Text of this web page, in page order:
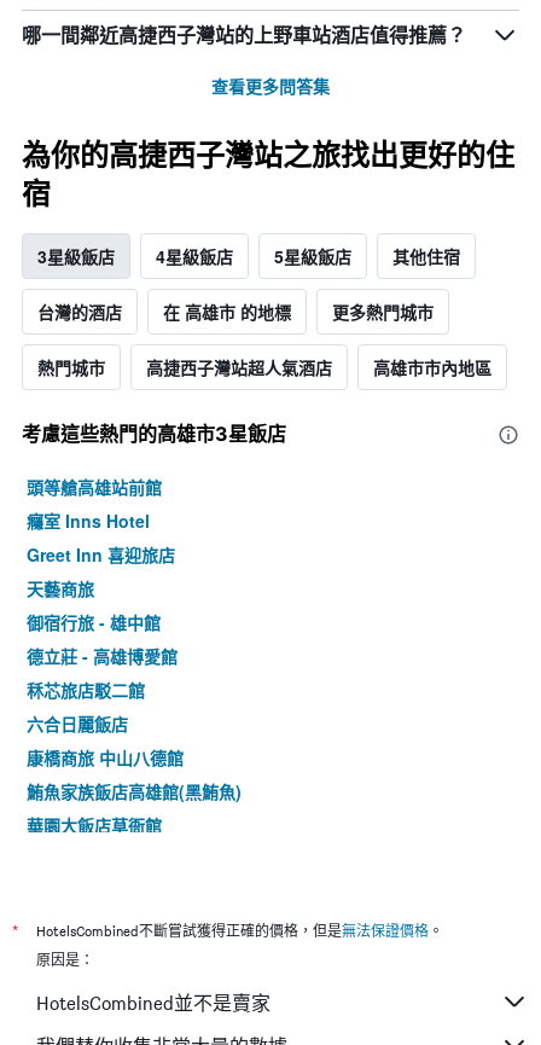
哪一間鄰近高捷西子灣站的上野車站酒店值得推薦？
查看更多問答集
為你的高捷西子灣站之旅找出更好的住
宿
3星級飯店 4星級飯店 5星級飯店 其他住宿
台灣的酒店 在 高雄市 的地標 更多熱門城市
熱門城市 高捷西子灣站超人氣酒店 高雄市市內地區
考慮這些熱門的高雄市3星​飯店
頭等艙高雄站前館
癮室 Inns Hotel
Greet Inn 喜迎旅店
天藝商旅
御宿行旅 - 雄中館
德立莊 - 高雄博愛館
秝芯旅店駁二館
六合日麗飯店
康橋商旅 中山八德館
鮪魚家族飯店高雄館(黑鮪魚)
華園大飯店草衙館
帕鉑舍旅-高雄站前館
帝豪飯店
單人房住宿空間- 高雄站前館
* HotelsCombined不斷嘗試獲得正確的價格，但是無法保證價格 。
原因是：
HotelsCombined並不是賣家